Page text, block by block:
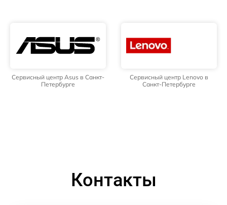
Сервисный центр Asus в Санкт-
Петербурге
Сервисный центр Lenovo в
Санкт-Петербурге
Контакты